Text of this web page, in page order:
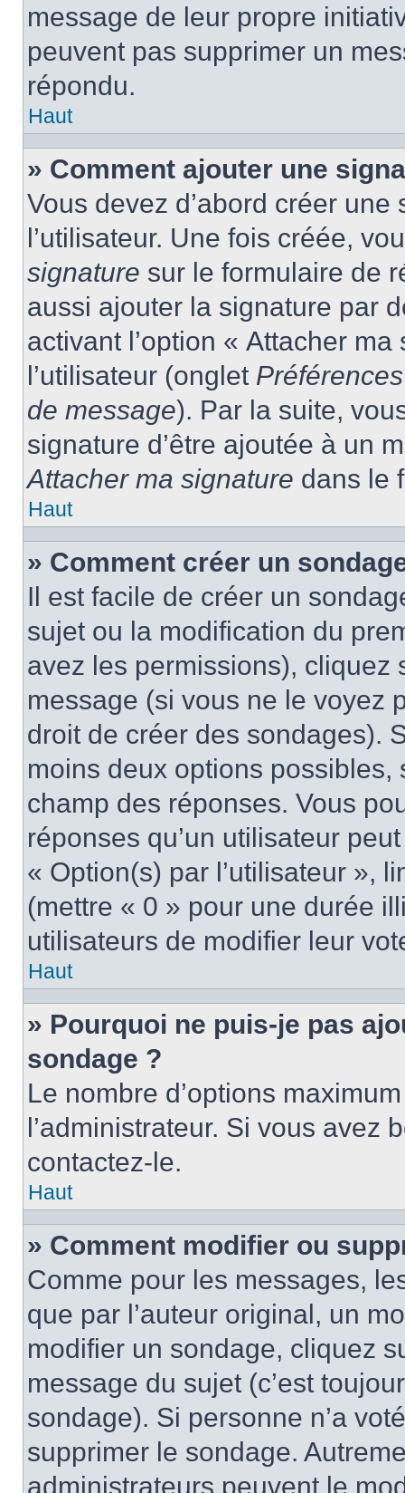
message de leur propre
peuvent pas supprimer un
répondu.
Haut
» Comment ajouter une
Vous devez d’abord créer
l’utilisateur. Une fois créée,
signature sur le formulaire de
aussi ajouter la signature par
activant l’option « Attacher
l’utilisateur (onglet
de message). Par la suite,
signature d’être ajoutée à un
Attacher ma signature dans le
Haut
» Comment créer un
Il est facile de créer un
sujet ou la modification du
avez les permissions), cliquez
message (si vous ne le voyez
droit de créer des sondages).
moins deux options
champ des réponses. Vous
réponses qu’un utilisateur
« Option(s) par l’utilisateur »,
(mettre « 0 » pour une durée
utilisateurs de modifier leur
Haut
» Pourquoi ne puis-je pas
sondage ?
Le nombre d’options
l’administrateur. Si vous avez
contactez-le.
Haut
» Comment modifier ou
Comme pour les messages,
que par l’auteur original, un
modifier un sondage, cliquez
message du sujet (c’est
sondage). Si personne n’a
supprimer le sondage.
administrateurs peuvent le